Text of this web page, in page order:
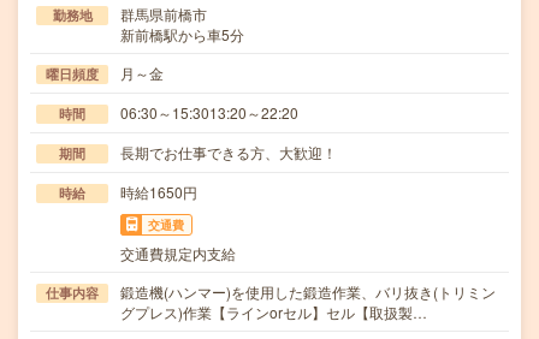
勤務地
群馬県前橋市
新前橋駅から車5分
曜日頻度 月～金
時間 06:30～15:3013:20～22:20
期間 長期でお仕事できる方、大歓迎！
時給 時給1650円
交通費
交通費規定内支給
仕事内容
鍛造機(ハンマー)を使用した鍛造作業、バリ抜き(トリミン
グプレス)作業【ラインorセル】セル【取扱製…